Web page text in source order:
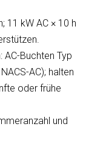
11 kW AC × 10 h
AC-Buchten Typ
AC); halten
oder frühe
und